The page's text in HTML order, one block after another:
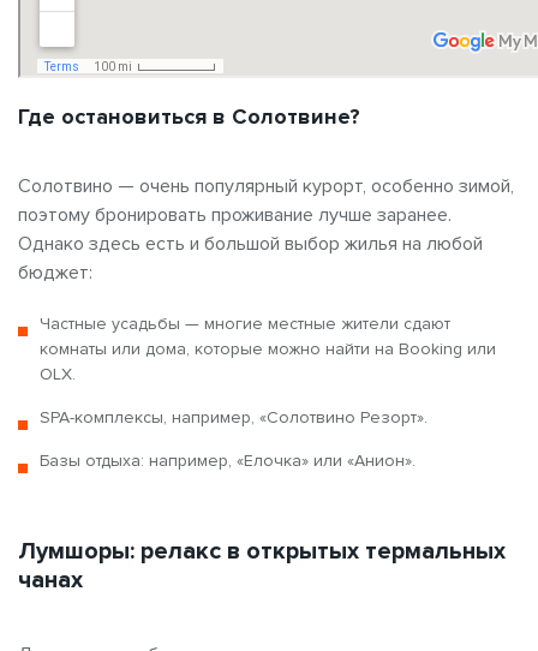
Где остановиться в Солотвине?
Солотвино — очень популярный курорт, особенно зимой,
поэтому бронировать проживание лучше заранее.
Однако здесь есть и большой выбор жилья на любой
бюджет:
Частные усадьбы — многие местные жители сдают
комнаты или дома, которые можно найти на Booking или
OLX.
SPA-комплексы, например, «Солотвино Резорт».
Базы отдыха: например, «Елочка» или «Анион».
Лумшоры: релакс в открытых термальных
чанах